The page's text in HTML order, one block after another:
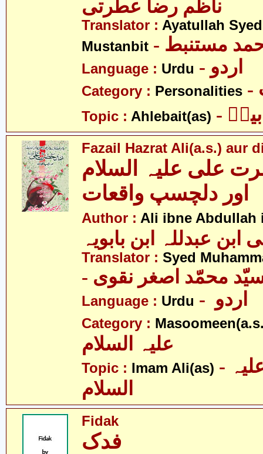
ناظم رضآ عطرتی
Translator : Ayatullah
Mustanbit
مستنبط
Language : Urdu - اردو
Category : Personalities
Topic : Ahlebait(as) بیتؑ
Fazail Hazrat Ali(a.s.) aur
علی علیہ السلام
اور دلچسپ واقعات
Author : Ali ibne Abdullah
Translator : Syed
سیّد محمّد اصغر نقوی
Language : Urdu
Category :
Topic : Imam Ali(as) - امام علی علیہ
السلام
Fidak